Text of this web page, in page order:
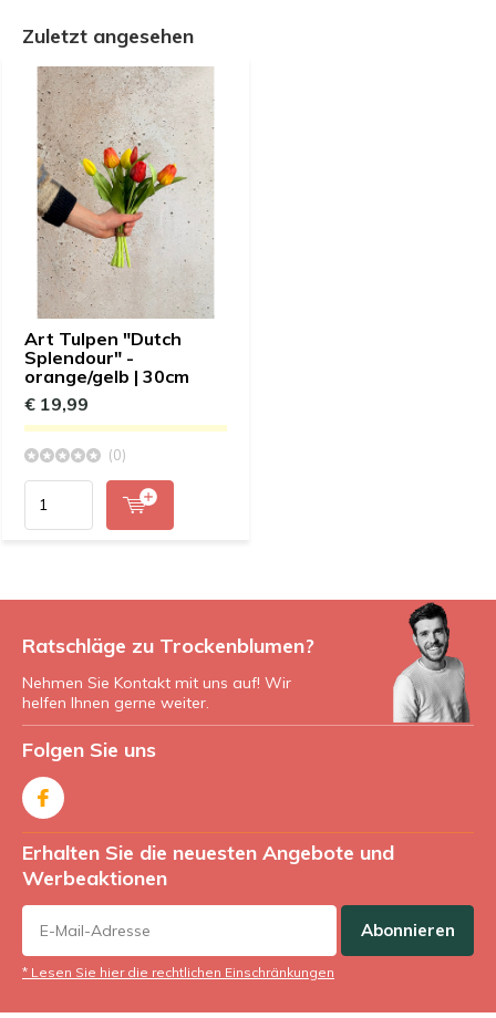
Zuletzt angesehen
Art Tulpen "Dutch
Splendour" -
orange/gelb | 30cm
€ 19,99
(0)
Ratschläge zu Trockenblumen?
Nehmen Sie Kontakt mit uns auf! Wir
helfen Ihnen gerne weiter.
Folgen Sie uns
Erhalten Sie die neuesten Angebote und
Werbeaktionen
Abonnieren
* Lesen Sie hier die rechtlichen Einschränkungen